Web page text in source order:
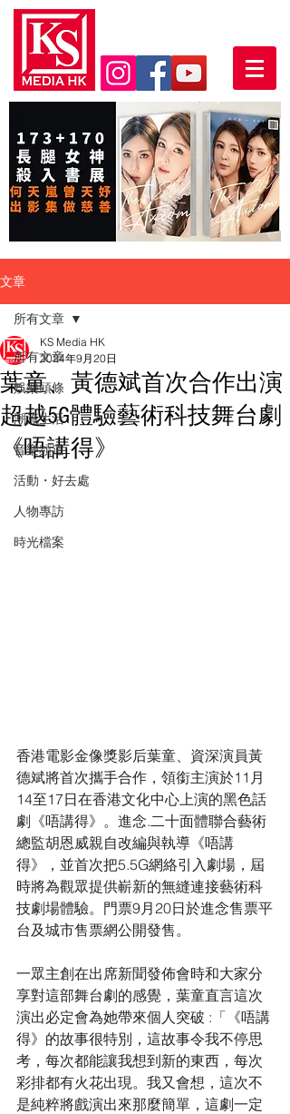
文章
所有文章
娛樂頭條
潮流生活
音樂頻道
活動・好去處
人物專訪
時光檔案
所有文章
葉童、黃德斌首次合作出演
超越5G體驗藝術科技舞台劇
《唔講得》
KS Media HK
2024年9月20日
香港電影金像獎影后葉童、資深演員黃
德斌將首次攜手合作，領銜主演於11月
14至17日在香港文化中心上演的黑色話
劇《唔講得》。進念.二十面體聯合藝術
總監胡恩威親自改編與執導《唔講
得》，並首次把5.5G網絡引入劇場，屆
時將為觀眾提供嶄新的無縫連接藝術科
技劇場體驗。門票9月20日於進念售票平
台及城市售票網公開發售。
一眾主創在出席新聞發佈會時和大家分
享對這部舞台劇的感覺，葉童直言這次
演出必定會為她帶來個人突破 :「《唔講
得》的故事很特別，這故事令我不停思
考，每次都能讓我想到新的東西，每次
彩排都有火花出現。我又會想，這次不
是純粹將戲演出來那麼簡單，這劇一定